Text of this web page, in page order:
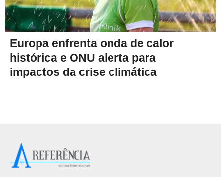
Europa enfrenta onda de calor
histórica e ONU alerta para
impactos da crise climática